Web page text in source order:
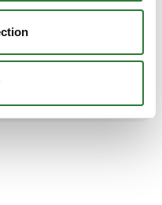
brugervenlighed,
fokus på miljøhensyn